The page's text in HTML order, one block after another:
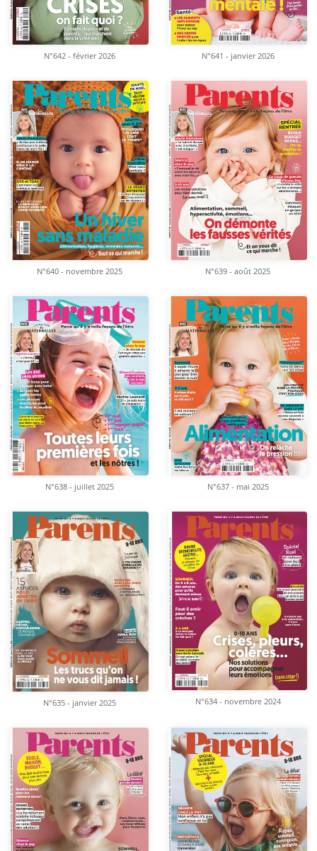
N°642 - février 2026 N°641 - janvier 2026
N°640 - novembre 2025 N°639 - août 2025
N°638 - juillet 2025 N°637 - mai 2025
N°635 - janvier 2025 N°634 - novembre 2024